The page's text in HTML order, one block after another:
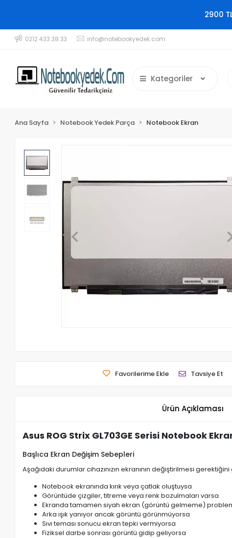
2900
0212 433 38 33 info@notebookyedek.com
Kategoriler
Ana Sayfa Notebook Yedek Parça Notebook Ekran
Favorilerime Ekle Tavsiye Et
Ürün Açıklaması
Asus ROG Strix GL703GE Serisi Notebook
Başlıca Ekran Değişim Sebepleri
Aşağıdaki durumlar cihazınızın ekranının değiştirilmesi
Notebook ekranında kırık veya çatlak oluştuysa
Görüntüde çizgiler, titreme veya renk bozulmaları varsa
Ekranda tamamen siyah ekran (görüntü gelmeme)
Arka ışık yanıyor ancak görüntü görünmüyorsa
Sıvı teması sonucu ekran tepki vermiyorsa
Fiziksel darbe sonrası görüntü gidip geliyorsa